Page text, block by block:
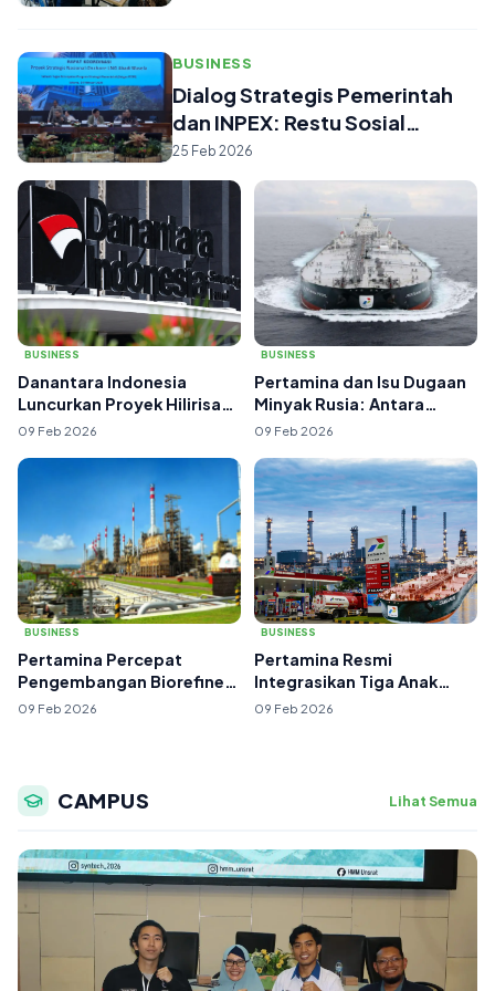
BUSINESS
Dialog Strategis Pemerintah
dan INPEX: Restu Sosial
Proyek M...
25 Feb 2026
BUSINESS
Danantara Indonesia
Luncurkan Proyek Hilirisasi
US$7 Miliar,...
09 Feb 2026
BUSINESS
Pertamina dan Isu Dugaan
Minyak Rusia: Antara
Kepatuhan, Ket...
09 Feb 2026
BUSINESS
Pertamina Percepat
Pengembangan Biorefinery
untuk Dukung Tra...
09 Feb 2026
BUSINESS
Pertamina Resmi
Integrasikan Tiga Anak
Usaha Bisnis Hilir da...
09 Feb 2026
CAMPUS Lihat Semua